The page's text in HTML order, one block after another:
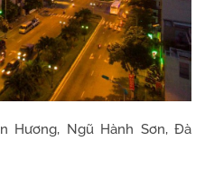
Hương, Ngũ Hành Sơn, Đà